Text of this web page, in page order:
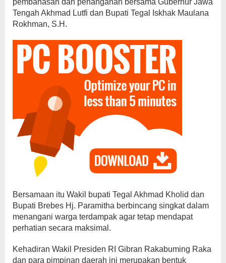
Tengah Akhmad Lutfi dan Bupati Tegal Iskhak Maulana
Rokhman, S.H.
Bersamaan itu Wakil bupati Tegal Akhmad Kholid dan
Bupati Brebes Hj. Paramitha berbincang singkat dalam
menangani warga terdampak agar tetap mendapat
perhatian secara maksimal.
Kehadiran Wakil Presiden RI Gibran Rakabuming Raka
dan para pimpinan daerah ini merupakan bentuk